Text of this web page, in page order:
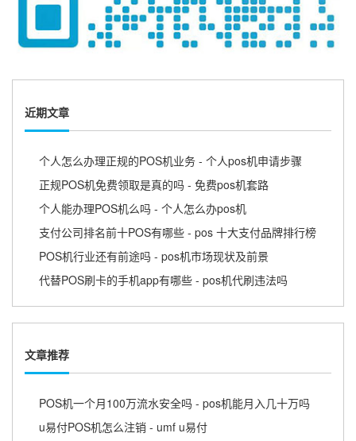
近期文章
个人怎么办理正规的POS机业务 - 个人pos机申请步骤
正规POS机免费领取是真的吗 - 免费pos机套路
个人能办理POS机么吗 - 个人怎么办pos机
支付公司排名前十POS有哪些 - pos 十大支付品牌排行榜
POS机行业还有前途吗 - pos机市场现状及前景
代替POS刷卡的手机app有哪些 - pos机代刷违法吗
文章推荐
POS机一个月100万流水安全吗 - pos机能月入几十万吗
u易付POS机怎么注销 - umf u易付